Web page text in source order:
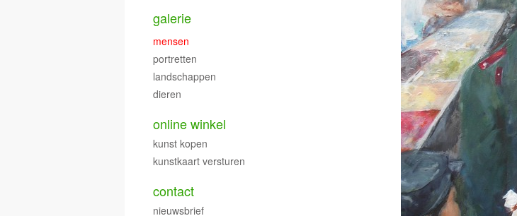
galerie
mensen
portretten
landschappen
dieren
online winkel
kunst kopen
kunstkaart versturen
contact
nieuwsbrief